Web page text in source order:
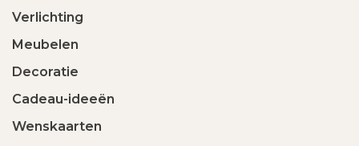
Verlichting
Meubelen
Decoratie
Cadeau-ideeën
Wenskaarten